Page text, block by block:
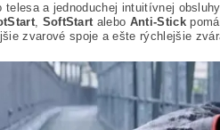
telesa a jednoduchej intuitívnej
, SoftStart alebo Anti-Stick
zvarové spoje a ešte rýchlejšie